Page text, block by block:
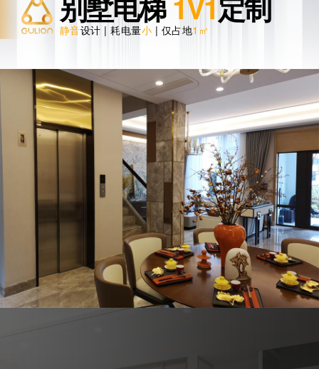
静音设计 | 耗电量小 | 仅占地1㎡